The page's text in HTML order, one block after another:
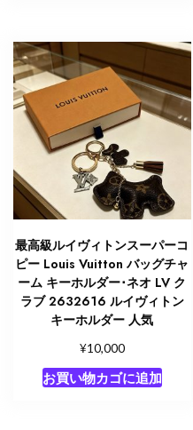
最高級ルイヴィトンスーパーコ
ピー Louis Vuitton バッグチャ
ーム キーホルダー･ネオ LV ク
ラブ 2632616 ルイヴィトン
キーホルダー 人気
¥10,000
お買い物カゴに追加